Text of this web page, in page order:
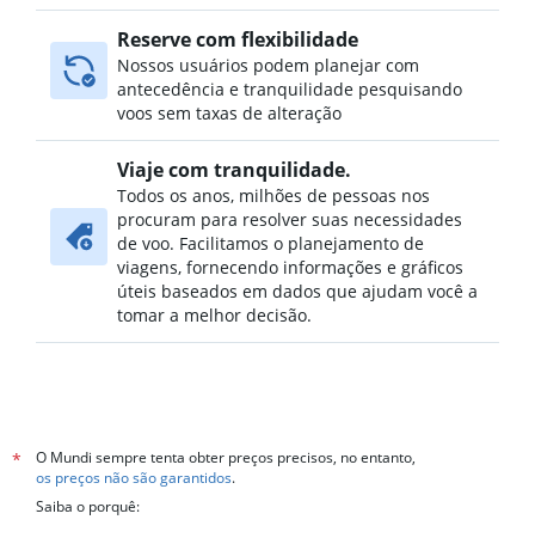
Reserve com flexibilidade
Nossos usuários podem planejar com
antecedência e tranquilidade pesquisando
voos sem taxas de alteração
Viaje com tranquilidade.
Todos os anos, milhões de pessoas nos
procuram para resolver suas necessidades
de voo. Facilitamos o planejamento de
viagens, fornecendo informações e gráficos
úteis baseados em dados que ajudam você a
tomar a melhor decisão.
*
O Mundi sempre tenta obter preços precisos, no entanto,
os preços não são garantidos.
Saiba o porquê: